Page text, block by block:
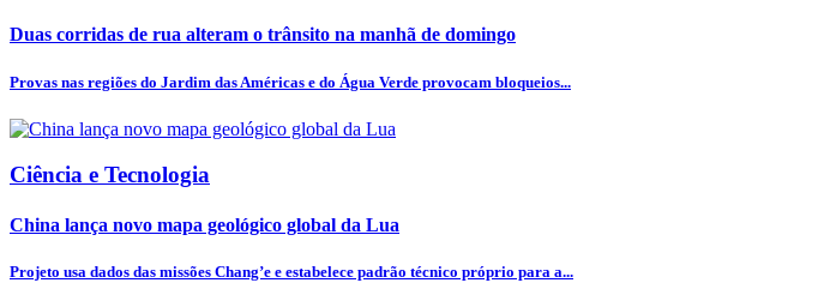
Duas corridas de rua alteram o trânsito na manhã de domingo
Provas nas regiões do Jardim das Américas e do Água Verde provocam bloqueios...
Ciência e Tecnologia
China lança novo mapa geológico global da Lua
Projeto usa dados das missões Chang’e e estabelece padrão técnico próprio para a...